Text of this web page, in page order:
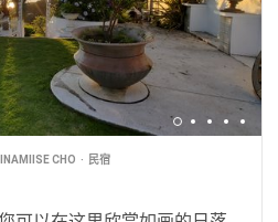
CHO 民宿